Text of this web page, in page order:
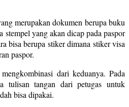
merupakan dokumen berupa buku
yang akan dicap pada paspor
bisa berupa stiker dimana stiker visa
paspor.
dari keduanya. Pada
tulisan tangan dari petugas untuk
bisa dipakai.